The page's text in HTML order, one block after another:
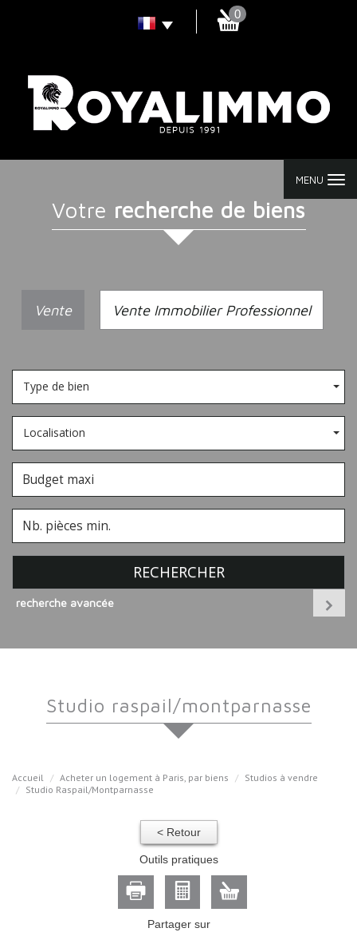
0
MENU
votre recherche de biens
Vente Vente Immobilier Professionnel
Type de bien
Localisation
RECHERCHER
recherche avancée
studio raspail/montparnasse
Accueil Acheter un logement à Paris, par biens
Studios à vendre
Studio Raspail/Montparnasse
< Retour
Outils pratiques
Partager sur